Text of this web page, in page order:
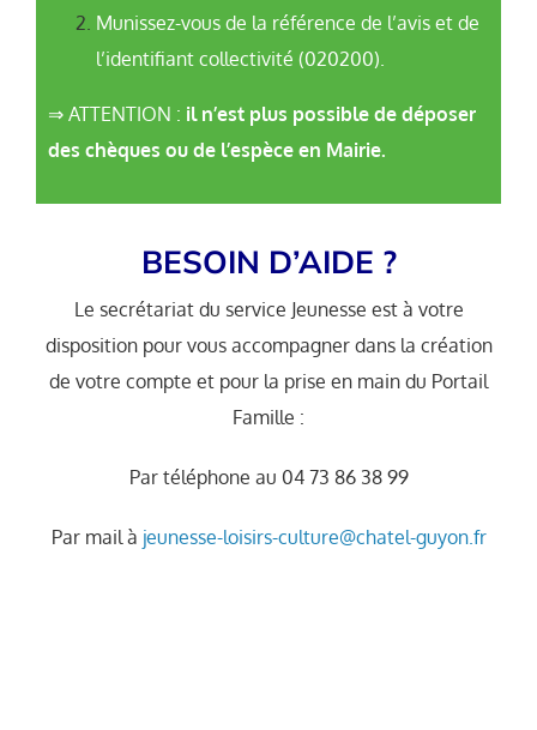
Munissez-vous de la référence de l’avis et de
l’identifiant collectivité (020200).
⇒ ATTENTION : il n’est plus possible de déposer
des chèques ou de l’espèce en Mairie.
BESOIN D’AIDE ?
Le secrétariat du service Jeunesse est à votre
disposition pour vous accompagner dans la création
de votre compte et pour la prise en main du Portail
Famille :
Par téléphone au 04 73 86 38 99
Par mail à jeunesse-loisirs-culture@chatel-guyon.fr